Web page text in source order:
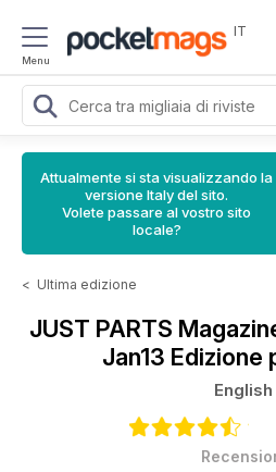
Menu
IT
Attualmente si sta visualizzando la
versione Italy del sito.
Volete passare al vostro sito
locale?
< Ultima edizione
JUST PARTS
Jan13
English